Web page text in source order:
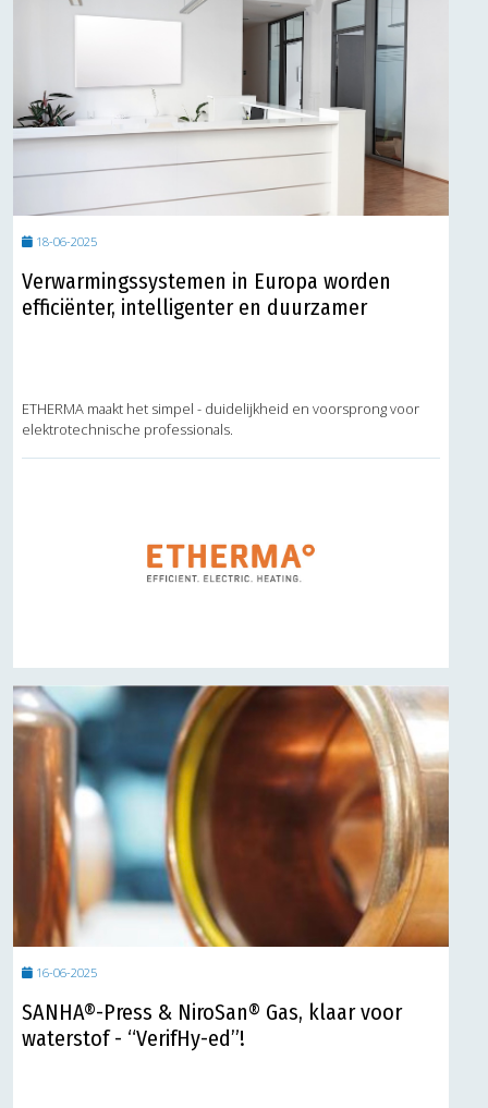
18-06-2025
Verwarmingssystemen in Europa worden
efficiënter, intelligenter en duurzamer
ETHERMA maakt het simpel - duidelijkheid en voorsprong voor
elektrotechnische professionals.
16-06-2025
SANHA®-Press & NiroSan® Gas, klaar voor
waterstof - “VerifHy-ed”!